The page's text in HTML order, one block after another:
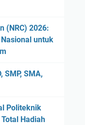
(NRC) 2026:
untuk
SMP, SMA,
Politeknik
Hadiah